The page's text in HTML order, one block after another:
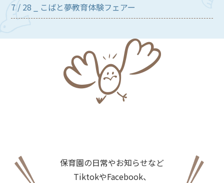
7 / 28 _ こばと夢教育体験フェアー
保育園の日常やお知らせなど
TiktokやFacebook、